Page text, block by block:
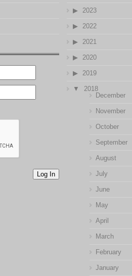
Log In
2023
2022
2021
2020
2019
2018
December
November
October
September
August
July
June
May
April
March
February
January